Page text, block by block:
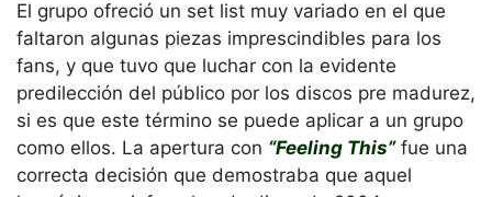
El grupo ofreció un set list muy variado en el que
faltaron algunas piezas imprescindibles para los
fans, y que tuvo que luchar con la evidente
predilección del público por los discos pre madurez,
si es que este término se puede aplicar a un grupo
como ellos. La apertura con “Feeling This”fue una
correcta decisión que demostraba que aquel